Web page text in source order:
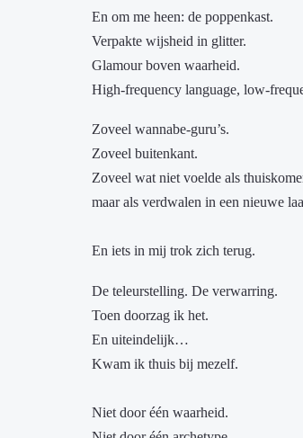
En om me heen: de poppenkast.
Verpakte wijsheid in glitter.
Glamour boven waarheid.
High-frequency language, low-
Zoveel wannabe-guru’s.
Zoveel buitenkant.
Zoveel wat niet voelde als
maar als verdwalen in een nieuwe
En iets in mij trok zich terug.
De teleurstelling. De verwarring.
Toen doorzag ik het.
En uiteindelijk…
Kwam ik thuis bij mezelf.
Niet door één waarheid.